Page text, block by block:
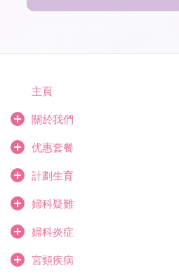
主頁
關於我們
优惠套餐
計劃生育
婦科疑難
婦科炎症
宮頸疾病